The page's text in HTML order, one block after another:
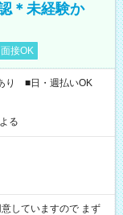
＊未経験か
接OK
り ■日・週払いOK
る
していますので まず